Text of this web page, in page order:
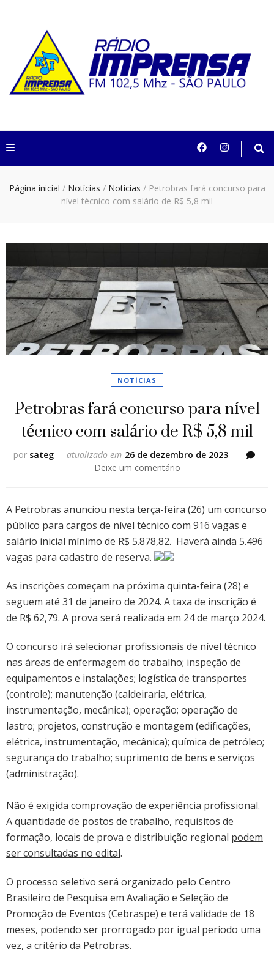
Rádio Imprensa
102,5 São Paulo
Página inicial / Notícias / Notícias / Petrobras fará concurso para
nível técnico com salário de R$ 5,8 mil
NOTÍCIAS
Petrobras fará concurso para nível
técnico com salário de R$ 5,8 mil
por sateg atualizado em 26 de dezembro de 2023
Deixe um comentárioem
concurso
para
nível
técnico
de
5,8
mil
A Petrobras anunciou nesta terça-feira (26) um concurso
público para cargos de nível técnico com 916 vagas e
salário inicial mínimo de R$ 5.878,82. Haverá ainda 5.496
vagas para cadastro de reserva.
As inscrições começam na próxima quinta-feira (28) e
seguem até 31 de janeiro de 2024. A taxa de inscrição é
de R$ 62,79. A prova será realizada em 24 de março 2024.
O concurso irá selecionar profissionais de nível técnico
nas áreas de enfermagem do trabalho; inspeção de
equipamentos e instalações; logística de transportes
(controle); manutenção (caldeiraria, elétrica,
instrumentação, mecânica); operação; operação de
lastro; projetos, construção e montagem (edificações,
elétrica, instrumentação, mecânica); química de petróleo;
segurança do trabalho; suprimento de bens e serviços
(administração).
Não é exigida comprovação de experiência profissional.
A quantidade de postos de trabalho, requisitos de
formação, locais de prova e distribuição regional podem
ser consultadas no edital.
O processo seletivo será organizado pelo Centro
Brasileiro de Pesquisa em Avaliação e Seleção de
Promoção de Eventos (Cebraspe) e terá validade de 18
meses, podendo ser prorrogado por igual período uma
vez, a critério da Petrobras.